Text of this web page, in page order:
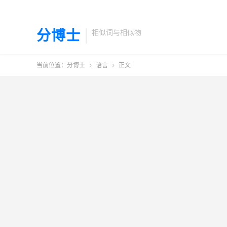
分博士 相似词与相似物
当前位置： 分博士  语言  正文